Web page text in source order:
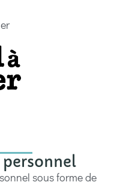
sous forme de